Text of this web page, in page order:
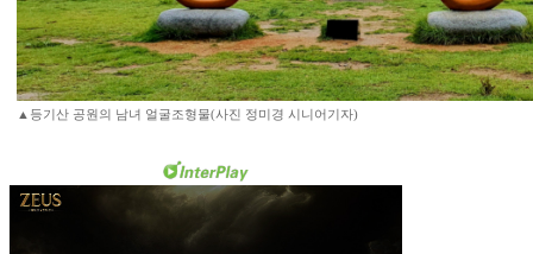
▲등기산 공원의 남녀 얼굴조형물(사진 정미경 시니어기자)